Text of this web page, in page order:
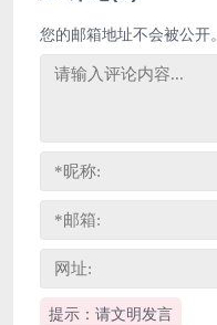
提示：请文明发言
您的邮箱地址不会被公开。